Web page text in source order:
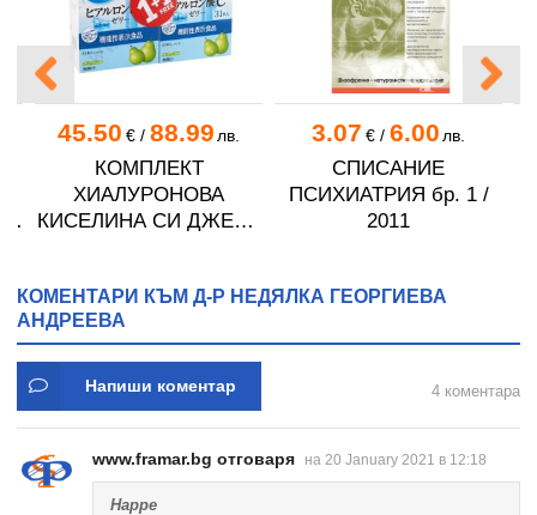
45.50 €/ 88.99 лв.
КОМПЛЕКТ
ХИАЛУРОНОВА
КИСЕЛИНА СИ ДЖЕЛИ
3.07 €/ 6.00 лв.
СПИСАНИЕ
ПСИХИАТРИЯ бр. 1 /
2011
КОМЕНТАРИ КЪМ Д-Р НЕДЯЛКА ГЕОРГИЕВА
АНДРЕЕВА
Напиши коментар 4 коментара
www.framar.bg отговаря на 20 January 2021 в 12:18
Happe